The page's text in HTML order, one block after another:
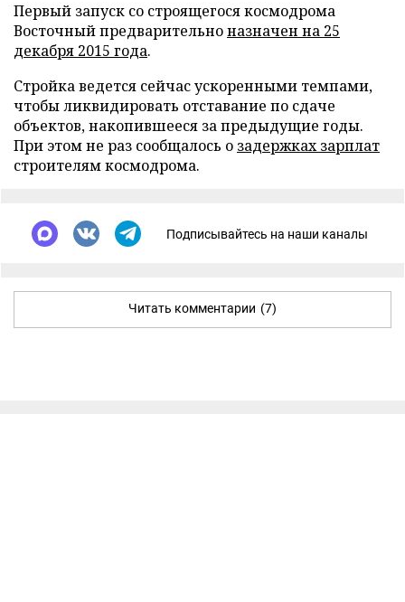
Первый запуск со строящегося космодрома
Восточный предварительноназначен на 25
декабря 2015 года.
Стройка ведется сейчас ускоренными темпами,
чтобы ликвидировать отставание по сдаче
объектов, накопившееся за предыдущие годы.
При этом не раз сообщалось о задержках зарплат
строителям космодрома.
Подписывайтесь на наши каналы
Читать комментарии (7)